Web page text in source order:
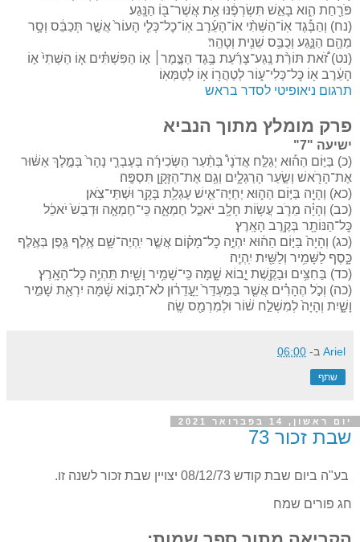
פֹּרַ֖חַת הִ֑וא בָּאֵ֣שׁ תִּשְׂרְפֶ֔נּוּ אֵ֥ת אֲשֶׁר־בּ֖וֹ הַנָּֽגַע׃
(נח) וְהַבֶּ֡גֶד אֽוֹ־הַשְּׁתִ֨י אוֹ־הָעֵ֜רֶב אֽוֹ־כׇל־כְּלִ֤י הָעוֹר֙ אֲשֶׁ֣ר תְּכַבֵּ֔ס וְסָ֥ר
מֵהֶ֖ם הַנָּ֑גַע וְכֻבַּ֥ס שֵׁנִ֖ית וְטָהֵֽר׃
(נט) זֹ֠את תּוֹרַ֨ת נֶֽגַע־צָרַ֜עַת בֶּ֥גֶד הַצֶּ֣מֶר׀ א֣וֹ הַפִּשְׁתִּ֗ים א֤וֹ הַשְּׁתִי֙ א֣וֹ
הָעֵ֔רֶב א֖וֹ כׇּל־כְּלִי־ע֑וֹר לְטַהֲר֖וֹ א֥וֹ לְטַמְּאֽוֹ׃
תרגום ניאופיטי לסדר בראש
פרק מומלץ מתוך הנביא
ישיעה "7"
(כ) בַּיּ֣וֹם הַה֡וּא יְגַלַּ֣ח אֲדֹנָי֩ בְּתַ֨עַר הַשְּׂכִירָ֜ה בְּעֶבְרֵ֤י נָהָר֙ בְּמֶ֣לֶךְ אַשּׁ֔וּר
אֶת־הָרֹ֖אשׁ וְשַׂ֣עַר הָרַגְלָ֑יִם וְגַ֥ם אֶת־הַזָּקָ֖ן תִּסְפֶּֽה׃
(כא) וְהָיָ֖ה בַּיּ֣וֹם הַה֑וּא יְחַיֶּה־אִ֛ישׁ עֶגְלַ֥ת בָּקָ֖ר וּשְׁתֵּי־צֹֽאן׃
(כב) וְהָיָ֗ה מֵרֹ֛ב עֲשׂ֥וֹת חָלָ֖ב יֹאכַ֣ל חֶמְאָ֑ה כִּֽי־חֶמְאָ֤ה וּדְבַשׁ֙ יֹאכֵ֔ל
כׇּל־הַנּוֹתָ֖ר בְּקֶ֥רֶב הָאָֽרֶץ׃
(כג) וְהָיָה֙ בַּיּ֣וֹם הַה֔וּא יִהְיֶ֣ה כׇל־מָק֗וֹם אֲשֶׁ֧ר יִֽהְיֶה־שָּׁ֛ם אֶ֥לֶף גֶּ֖פֶן בְּאֶ֣לֶף
כָּ֑סֶף לַשָּׁמִ֥יר וְלַשַּׁ֖יִת יִֽהְיֶֽה׃
(כד) בַּחִצִּ֥ים וּבַקֶּ֖שֶׁת יָ֣בוֹא שָׁ֑מָּה כִּֽי־שָׁמִ֥יר וָשַׁ֖יִת תִּֽהְיֶ֥ה כׇל־הָאָֽרֶץ׃
(כה) וְכֹ֣ל הֶהָרִ֗ים אֲשֶׁ֤ר בַּמַּעְדֵּר֙ יֵעָ֣דֵר֔וּן לֹא־תָב֣וֹא שָׁ֔מָּה יִרְאַ֖ת שָׁמִ֣יר
וָשָׁ֑יִת וְהָיָה֙ לְמִשְׁלַ֣ח שׁ֔וֹר וּלְמִרְמַ֖ס שֶֽׂה׃
Ariel ב- 06:00
שתף
יום ראשון, 14 בפברואר 2021
שבת זכור 73
בע"ה ביום שבת קודש 08/12/73 יצויין שבת זכור לשנה זו.
חג פורים שמח